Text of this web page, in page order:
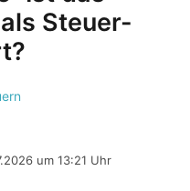
Steuer-
um 13:21 Uhr